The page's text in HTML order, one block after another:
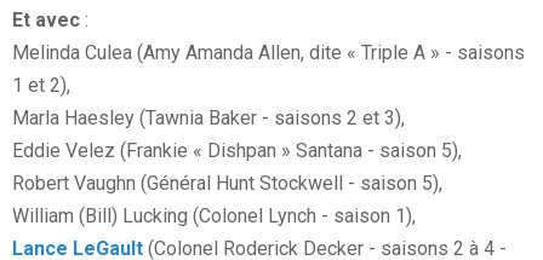
Et avec :
Melinda Culea (Amy Amanda Allen, dite « Triple A » - saisons
1 et 2),
Marla Haesley (Tawnia Baker - saisons 2 et 3),
Eddie Velez (Frankie « Dishpan » Santana - saison 5),
Robert Vaughn (Général Hunt Stockwell - saison 5),
William (Bill) Lucking (Colonel Lynch - saison 1),
Lance LeGault (Colonel Roderick Decker - saisons 2 à 4 -